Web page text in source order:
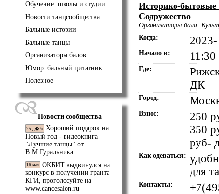
Обучение: школы и студии
Новости танцсообщества
Бальные истории
Бальные танцы
Организаторы балов
Юмор: бальный цитатник
Полезное
Новости сообщества
25 д�?к Хороший подарок на
Новый год - видеокнига
"Лучшие танцы" от
В.М.Гуральника
16 мая ОКБИТ выдвинулся на
конкурс в получении гранта
КГИ, проголосуйте на
www.dancesalon.ru
Историко-
Содружество
Организаторы бала:
Когда:
Начало в: 11:30
Где:
ДК
Город:
Взнос:
250
350
руб-
Как одеваться:
для
Контакты: